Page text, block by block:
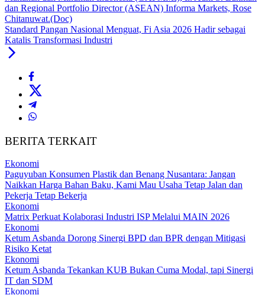
Standard Pangan Nasional Menguat, Fi Asia 2026 Hadir sebagai
Katalis Transformasi Industri
BERITA TERKAIT
Ekonomi
Paguyuban Konsumen Plastik dan Benang Nusantara: Jangan
Naikkan Harga Bahan Baku, Kami Mau Usaha Tetap Jalan dan
Pekerja Tetap Bekerja
Ekonomi
Matrix Perkuat Kolaborasi Industri ISP Melalui MAIN 2026
Ekonomi
Ketum Asbanda Dorong Sinergi BPD dan BPR dengan Mitigasi
Risiko Ketat
Ekonomi
Ketum Asbanda Tekankan KUB Bukan Cuma Modal, tapi Sinergi
IT dan SDM
Ekonomi